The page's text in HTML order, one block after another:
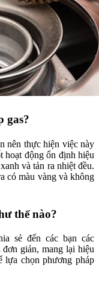
gas?
nên thực hiện việc này
hoạt động ổn định hiệu
và tản ra nhiệt đều.
có màu vàng và không
thế nào?
sẻ đến các bạn các
đơn giản, mang lại hiệu
lựa chọn phương pháp